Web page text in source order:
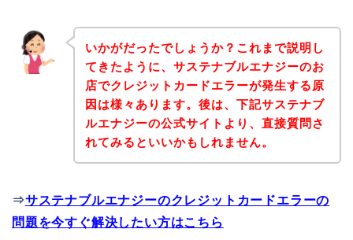
いかがだったでしょうか？これまで説明し
てきたように、サステナブルエナジーのお
店でクレジットカードエラーが発生する原
因は様々あります。後は、下記サステナブ
ルエナジーの公式サイトより、直接質問さ
れてみるといいかもしれません。
⇒サステナブルエナジーのクレジットカードエラーの
問題を今すぐ解決したい方はこちら